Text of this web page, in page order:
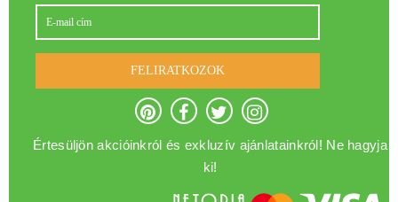
FELIRATKOZOK
Értesüljön akcióinkról és exkluzív ajánlatainkról! Ne hagyja
ki!